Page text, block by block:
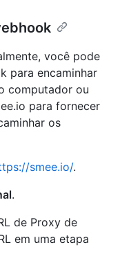
você pode
para encaminhar
computador ou
para fornecer
os
smee.io/.
.
de Proxy de
em uma etapa